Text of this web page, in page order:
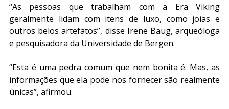
“As pessoas que trabalham com a Era Viking
geralmente lidam com itens de luxo, como joias e
outros belos artefatos”, disse Irene Baug, arqueóloga
e pesquisadora da Universidade de Bergen.
“Esta é uma pedra comum que nem bonita é. Mas, as
informações que ela pode nos fornecer são realmente
únicas”, afirmou.